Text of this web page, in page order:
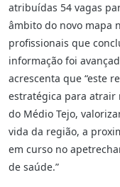
atribuídas 54 vagas
âmbito do novo mapa
profissionais que
informação foi
acrescenta que “este
estratégica para atrair
do Médio Tejo,
vida da região, a
em curso no
de saúde.”